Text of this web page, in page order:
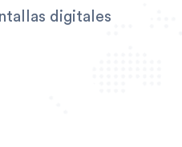
digitales